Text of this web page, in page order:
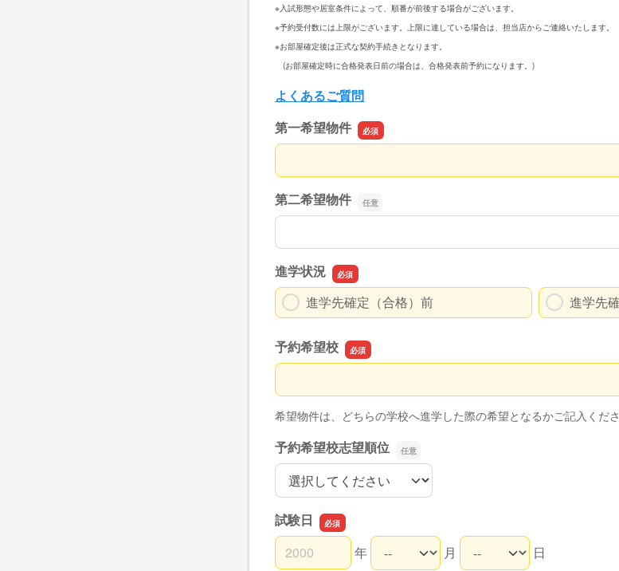
※入試形態や居室条件によって、順番が前後する場合がございます。
※予約受付数には上限がございます。上限に達している場合は、担当店からご連絡いたします。
※お部屋確定後は正式な契約手続きとなります。
(お部屋確定時に合格発表日前の場合は、合格発表前予約になります。)
よくあるご質問
第一希望物件
第一希望物件
第二希望物件
第二希望物件
進学状況
進学先確定（合格）前
進学先
予約希望校
予約希望校
希望物件は、どちらの学校へ進学した際の希望となるかご記入くださ
予約希望校志望順位
予約希望校志望順位
試験日
試験日の年 年
試験日の月 月
試験日の日 日